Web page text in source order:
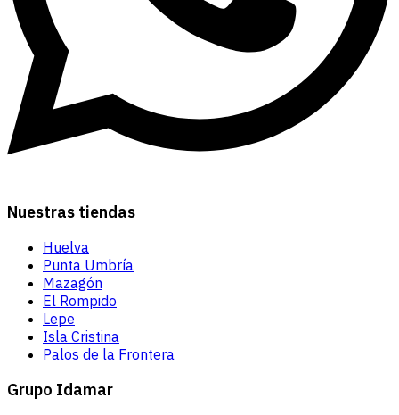
Nuestras tiendas
Huelva
Punta Umbría
Mazagón
El Rompido
Lepe
Isla Cristina
Palos de la Frontera
Grupo Idamar